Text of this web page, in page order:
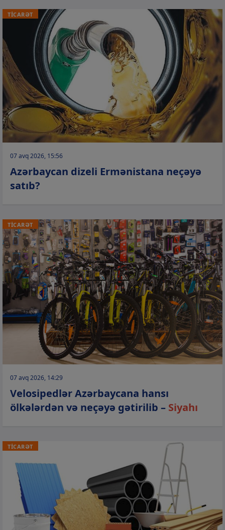
TİCARƏT
07 avq 2026, 15:56
Azərbaycan dizeli Ermənistana neçəyə
satıb?
TİCARƏT
07 avq 2026, 14:29
Velosipedlər Azərbaycana hansı
ölkələrdən və neçəyə gətirilib – Siyahı
TİCARƏT